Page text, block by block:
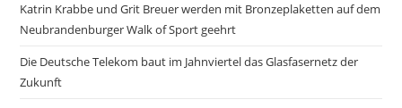
Katrin Krabbe und Grit Breuer werden mit Bronzeplaketten auf dem
Neubrandenburger Walk of Sport geehrt
Die Deutsche Telekom baut im Jahnviertel das Glasfasernetz der
Zukunft